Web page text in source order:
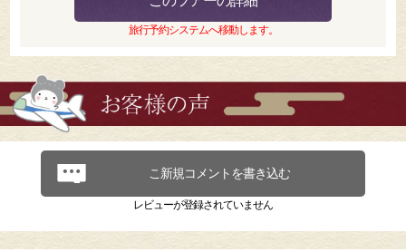
旅行予約システムへ移動します。
こ新規コメントを書き込む
レビューが登録されていません